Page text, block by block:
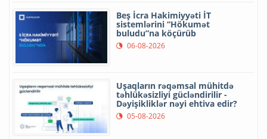
Beş İcra Hakimiyyəti İT
sistemlərini “Hökumət
buludu”na köçürüb
06-08-2026
Uşaqların rəqəmsal mühitdə
təhlükəsizliyi gücləndirilir -
Dəyişikliklər nəyi ehtiva edir?
05-08-2026